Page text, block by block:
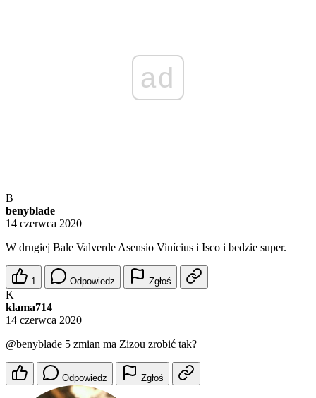
ad
B
benyblade
14 czerwca 2020
W drugiej Bale Valverde Asensio Vinícius i Isco i bedzie super.
1 Odpowiedz Zgłoś
K
klama714
14 czerwca 2020
@benyblade 5 zmian ma Zizou zrobić tak?
Odpowiedz Zgłoś